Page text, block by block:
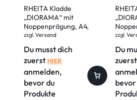
RHEITA Kladde
„DIORAMA“ mit
Noppenprägung, A4,
liniert, 80 Blatt, 80g/m²
zzgl.Versand
Du musst dich
zuerstHIER
anmelden,
bevor du
Produkte
liniert,
zzgl.
Du
zuerst
bevor